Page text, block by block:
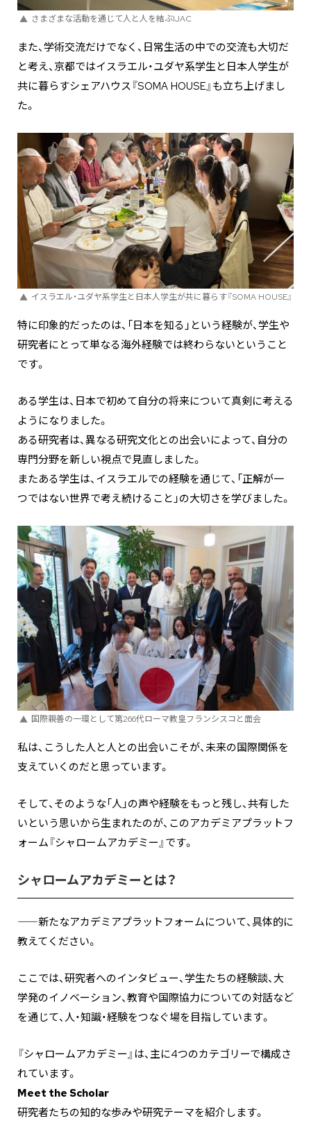
さまざまな活動を通じて人と人を結ぶIJAC
また、学術交流だけでなく、日常生活の中での交流も大切だ
と考え、京都ではイスラエル・ユダヤ系学生と日本人学生が
共に暮らすシェアハウス『SOMA HOUSE』も立ち上げまし
た。
イスラエル・ユダヤ系学生と日本人学生が共に暮らす『SOMA HOUSE』
特に印象的だったのは、「日本を知る」という経験が、学生や
研究者にとって単なる海外経験では終わらないということ
です。
ある学生は、日本で初めて自分の将来について真剣に考える
ようになりました。
ある研究者は、異なる研究文化との出会いによって、自分の
専門分野を新しい視点で見直しました。
またある学生は、イスラエルでの経験を通じて、「正解が一
つではない世界で考え続けること」の大切さを学びました。
国際親善の一環として第266代ローマ教皇フランシスコと面会
私は、こうした人と人との出会いこそが、未来の国際関係を
支えていくのだと思っています。
そして、そのような「人」の声や経験をもっと残し、共有した
いという思いから生まれたのが、このアカデミアプラットフ
ォーム『シャロームアカデミー』です。
シャロームアカデミーとは？
――新たなアカデミアプラットフォームについて、具体的に
教えてください。
ここでは、研究者へのインタビュー、学生たちの経験談、大
学発のイノベーション、教育や国際協力についての対話など
を通じて、人・知識・経験をつなぐ場を目指しています。
『シャロームアカデミー』は、主に4つのカテゴリーで構成さ
れています。
Meet the Scholar
研究者たちの知的な歩みや研究テーマを紹介します。